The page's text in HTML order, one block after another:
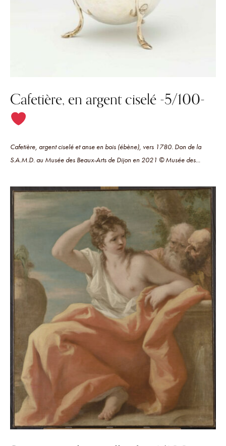
Cafetière, en argent ciselé -5/100-
Cafetière, argent ciselé et anse en bois (ébène), vers 1780. Don de la
S.A.M.D. au Musée des Beaux-Arts de Dijon en 2021 © Musée des...